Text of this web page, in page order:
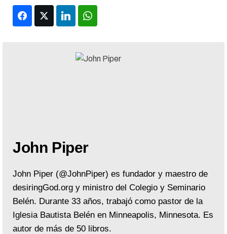
FacebookTwitter LinkedIn
John Piper
John Piper (@JohnPiper) es fundador y maestro de
desiringGod.org y ministro del Colegio y Seminario
Belén. Durante 33 años, trabajó como pastor de la
Iglesia Bautista Belén en Minneapolis, Minnesota. Es
autor de más de 50 libros.